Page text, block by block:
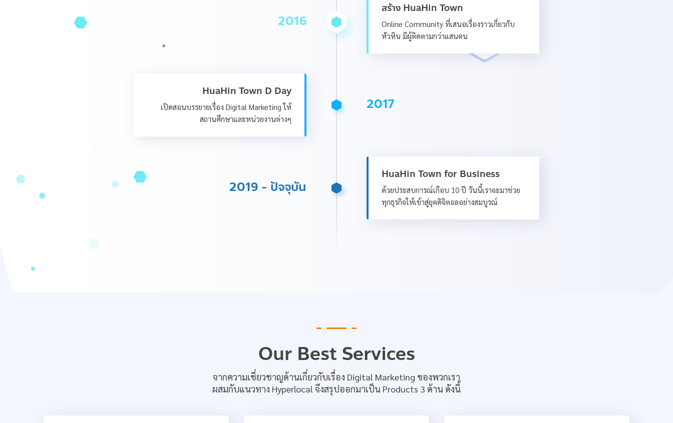
2016
สร้าง HuaHin Town
Online Community ที่เสนอเรื่องราวเกี่ยวกับ
หัวหิน มีผู้ติดตามกว่าแสนคน
2017
HuaHin Town D Day
เปิดสอนบรรยายเรื่อง Digital Marketing ให้
สถานศึกษาและหน่วยงานต่างๆ
2019 - ปัจจุบัน
HuaHin Town for Business
ด้วยประสบการณ์เกือบ 10 ปี วันนี้เราจะมาช่วย
ทุกธุรกิจให้เข้าสู่ยุคดิจิตอลอย่างสมบูรณ์
Our Best Services
จากความเชี่ยวชาญด้านเกี่ยวกับเรื่อง Digital Marketing ของพวกเรา
ผสมกับแนวทาง Hyperlocal จึงสรุปออกมาเป็น Products 3 ด้าน ดังนี้